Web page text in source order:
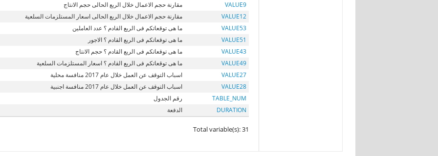
VALUE9
مقارنة حجم الاعمال خلال الربع الحالى حجم الانتاج
VALUE12
مقارنة حجم الاعمال خلال الربع الحالى اسعار المستلزمات السلعية
VALUE53
ما هى توقعاتكم فى الربع القادم ؟ عدد العاملين
VALUE51
ما هى توقعاتكم فى الربع القادم ؟ الاجور
VALUE43
ما هى توقعاتكم فى الربع القادم ؟ حجم الانتاج
VALUE49
ما هى توقعاتكم فى الربع القادم ؟ اسعار المستلزمات السلعية
VALUE27
اسباب التوقف عن العمل خلال عام 2017 منافسة محلية
VALUE28
اسباب التوقف عن العمل خلال عام 2017 منافسة اجنبية
TABLE_NUM
رقم الجدول
DURATION
الدفعة
Total variable(s): 31